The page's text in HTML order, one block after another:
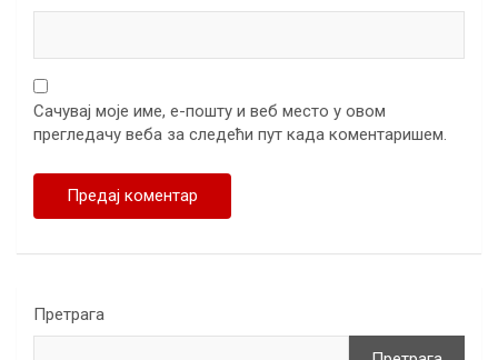
Сачувај моје име, е-пошту и веб место у овом
прегледачу веба за следећи пут када коментаришем.
Претрага